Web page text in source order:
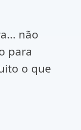
não
para
o que